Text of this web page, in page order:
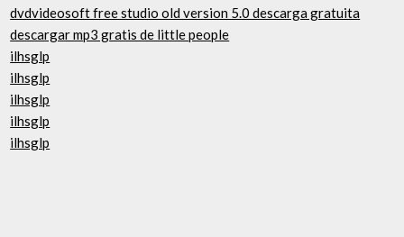
dvdvideosoft free studio old version 5.0 descarga gratuita
descargar mp3 gratis de little people
ilhsglp
ilhsglp
ilhsglp
ilhsglp
ilhsglp